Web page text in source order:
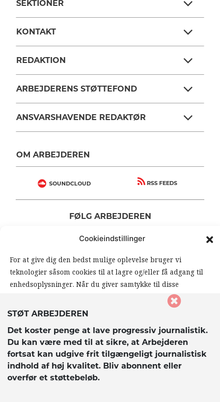
Cookieindstillinger
For at give dig den bedst mulige oplevelse bruger vi
teknologier såsom cookies til at lagre og/eller få adgang til
enhedsoplysninger. Når du giver samtykke til disse
teknologier, giver du os mulighed for at behandle data såsom
din browseradfærd eller unikke ID’er på dette website. Hvis
kan det påvirke visse funktioner og muligheder på
hjemmesiden negativt.
Accepter
STØT ARBEJDEREN
Det koster penge at lave progressiv journalistik.
Du kan være med til at sikre, at Arbejderen
fortsat kan udgive frit tilgængeligt journalistisk
indhold af høj kvalitet. Bliv abonnent eller
overfør et støttebeløb.
SEKTIONER
KONTAKT
REDAKTION
ARBEJDERENS STØTTEFOND
ANSVARSHAVENDE REDAKTØR
OM ARBEJDEREN
SOUNDCLOUD RSS FEEDS
FØLG ARBEJDEREN
| |